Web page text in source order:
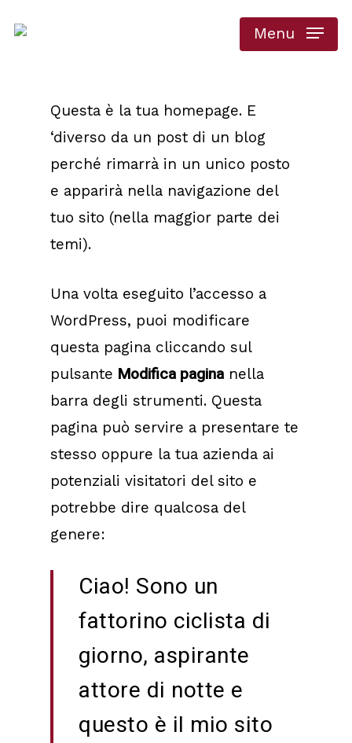
Menu
Questa è la tua homepage. E
‘diverso da un post di un blog
perché rimarrà in un unico posto
e apparirà nella navigazione del
tuo sito (nella maggior parte dei
temi).
Una volta eseguito l’accesso a
WordPress, puoi modificare
questa pagina cliccando sul
pulsante Modifica pagina nella
barra degli strumenti. Questa
pagina può servire a presentare te
stesso oppure la tua azienda ai
potenziali visitatori del sito e
potrebbe dire qualcosa del
genere:
Ciao! Sono un
fattorino ciclista di
giorno, aspirante
attore di notte e
questo è il mio sito